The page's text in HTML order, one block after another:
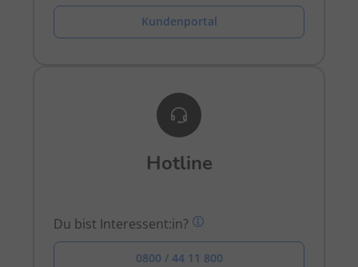
Kundenportal
Hotline
Du bist Interessent:in?
0800 / 44 11 800